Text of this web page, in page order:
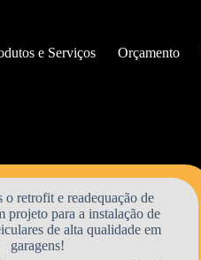
e Serviços Orçamento